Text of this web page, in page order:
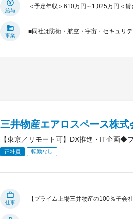
給与
＜予定年収＞610万円～1,025万円＜
事業
■同社は防衛・航空・宇宙・セキュリ
三井物産エアロスペース株式
【東京／リモート可】DX推進・IT企画◆
正社員 転勤なし
仕事
【プライム上場三井物産の100％子会